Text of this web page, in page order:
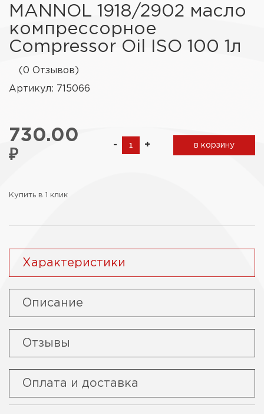
MANNOL 1918/2902 масло
компрессорное
Compressor Oil ISO 100 1л
(0 Отзывов)
Артикул: 715066
730.00
₽
- + в корзину
Купить в 1 клик
Характеристики
Описание
Отзывы
Оплата и доставка